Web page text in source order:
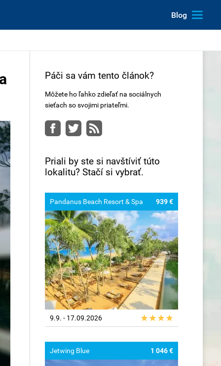
Blog
Páči sa vám tento článok?
Môžete ho ľahko zdieľať na sociálnych
sieťach so svojimi priateľmi.
Facebook
Twitter
RSS
Priali by ste si navštíviť túto
lokalitu? Stačí si vybrať.
Pandanus Beach Resort & Spa 939 €
9.9. - 17.09.2026
Jetwing Blue 1 046 €